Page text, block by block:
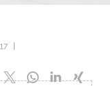
  
